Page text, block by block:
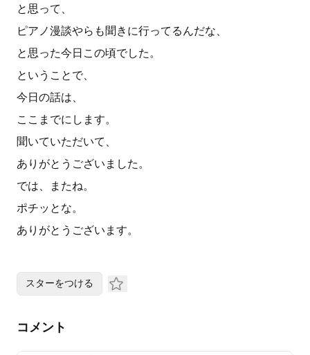
と思って、
ピアノ漫談やらも聞きに行ってるんだな、
と思った今日この頃でした。
ということで、
今日の話は、
ここまでにします。
聞いていただいて、
ありがとうございました。
では、またね。
ポチッとな。
ありがとうございます。
スターをつける
コメント